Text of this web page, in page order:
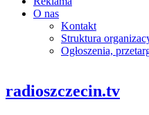
O nas
Kontakt
Struktura
Ogłoszenia,
radioszczecin.tv